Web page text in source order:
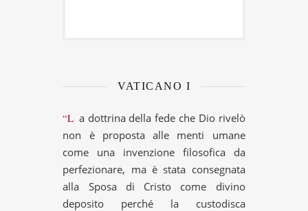
VATICANO I
“La dottrina della fede che Dio rivelò
non è proposta alle menti umane
come una invenzione filosofica da
perfezionare, ma è stata consegnata
alla Sposa di Cristo come divino
deposito perché la custodisca